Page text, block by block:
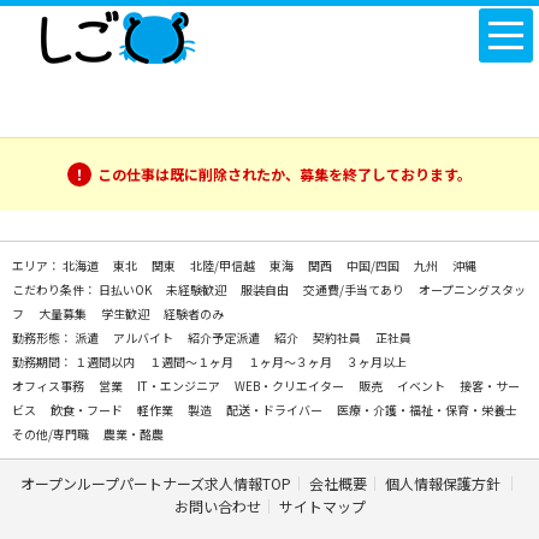
この仕事は既に削除されたか、募集を終了しております。
エリア： 北海道 東北 関東 北陸/甲信越 東海 関西 中国/四国 九州
沖縄
こだわり条件： 日払いOK 未経験歓迎 服装自由 交通費/手当てあり
オープニングスタッ
フ
大量募集 学生歓迎
経験者のみ
勤務形態： 派遣 アルバイト 紹介予定派遣 紹介 契約社員
正社員
勤務期間： １週間以内 １週間～１ヶ月 １ヶ月～３ヶ月
３ヶ月以上
オフィス事務
営業 IT・エンジニア WEB・クリエイター 販売 イベント
接客・サー
ビス
飲食・フード 軽作業 製造 配送・ドライバー
医療・介護・福祉・保育・栄養士
その他/専門職
農業・酪農
オープンループパートナーズ求人情報TOP 会社概要
個人情報保護方針
お問い合わせ
サイトマップ